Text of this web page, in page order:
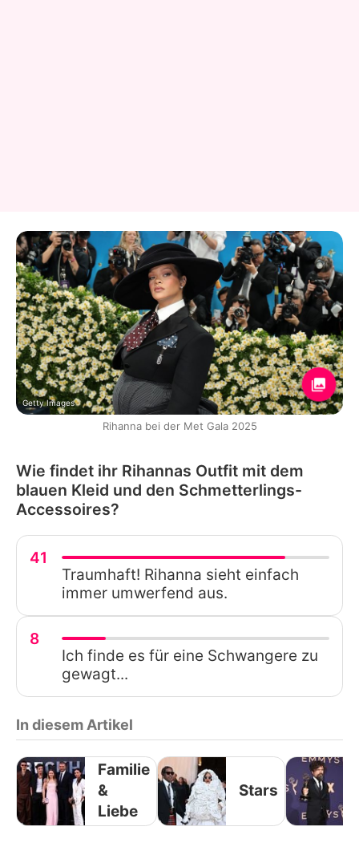
Getty Images
Rihanna bei der Met Gala 2025
Wie findet ihr Rihannas Outfit mit dem
blauen Kleid und den Schmetterlings-
Accessoires?
41
Traumhaft! Rihanna sieht einfach
immer umwerfend aus.
8
Ich finde es für eine Schwangere zu
gewagt...
In diesem Artikel
Familie
&
Liebe
Stars